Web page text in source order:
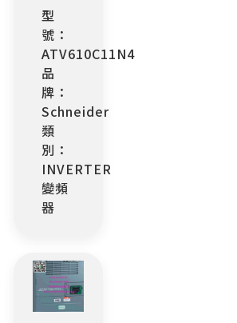
型
號：
ATV610C11N4
品
牌：
Schneider
類
別：
INVERTER
變頻
器